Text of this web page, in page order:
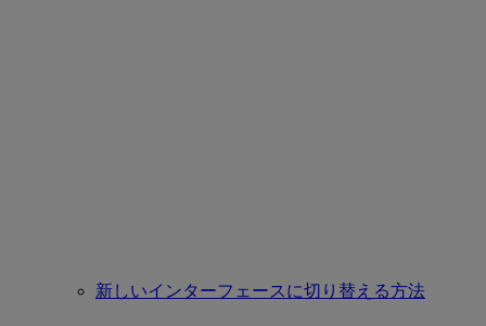
新しいインターフェースに切り替える方法